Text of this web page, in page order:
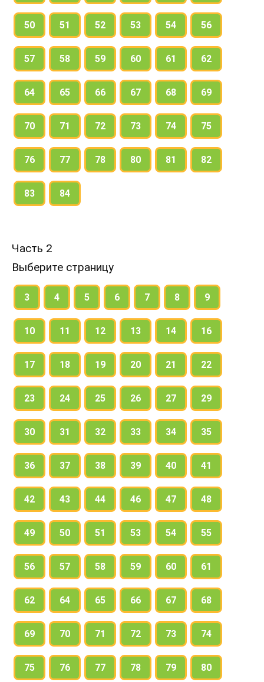
50 51 52 53 54 56
57 58 59 60 61 62
64 65 66 67 68 69
70 71 72 73 74 75
76 77 78 80 81 82
83 84
Часть 2
Выберите страницу
3 4 5 6 7 8 9
10 11 12 13 14 16
17 18 19 20 21 22
23 24 25 26 27 29
30 31 32 33 34 35
36 37 38 39 40 41
42 43 44 46 47 48
49 50 51 53 54 55
56 57 58 59 60 61
62 64 65 66 67 68
69 70 71 72 73 74
75 76 77 78 79 80